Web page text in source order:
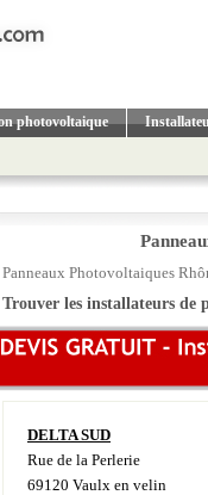
photovoltaique
Panneaux Photovoltaiques
Trouver les installateurs de
DELTA SUD
Rue de la Perlerie
69120 Vaulx en velin